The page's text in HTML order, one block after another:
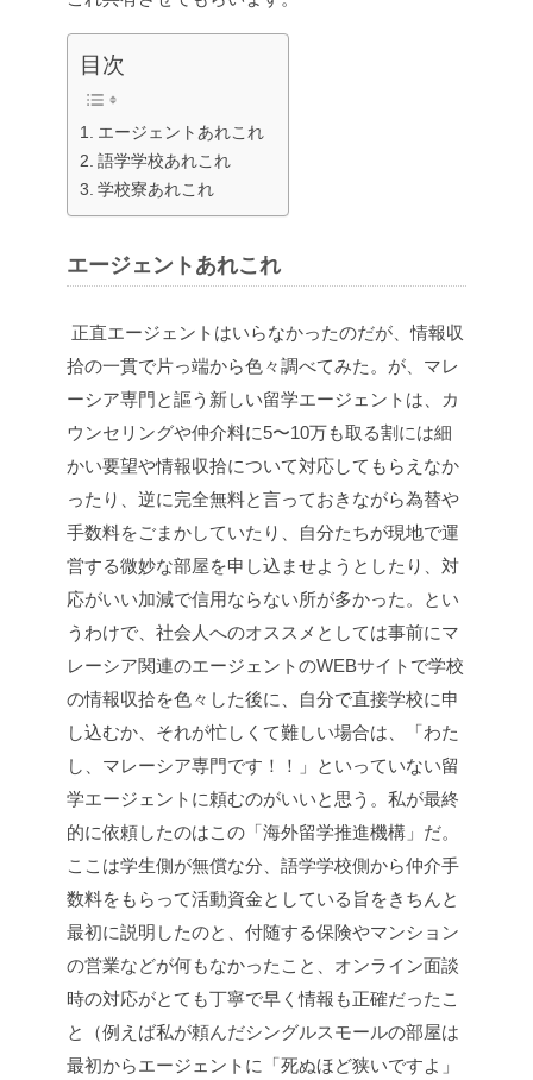
目次
エージェントあれこれ
語学学校あれこれ
学校寮あれこれ
エージェントあれこれ
正直エージェントはいらなかったのだが、情報収
拾の一貫で片っ端から色々調べてみた。が、マレ
ーシア専門と謳う新しい留学エージェントは、カ
ウンセリングや仲介料に5〜10万も取る割には細
かい要望や情報収拾について対応してもらえなか
ったり、逆に完全無料と言っておきながら為替や
手数料をごまかしていたり、自分たちが現地で運
営する微妙な部屋を申し込ませようとしたり、対
応がいい加減で信用ならない所が多かった。とい
うわけで、社会人へのオススメとしては事前にマ
レーシア関連のエージェントのWEBサイトで学校
の情報収拾を色々した後に、自分で直接学校に申
し込むか、それが忙しくて難しい場合は、「わた
し、マレーシア専門です！！」といっていない留
学エージェントに頼むのがいいと思う。私が最終
的に依頼したのはこの「海外留学推進機構」だ。
ここは学生側が無償な分、語学学校側から仲介手
数料をもらって活動資金としている旨をきちんと
最初に説明したのと、付随する保険やマンション
の営業などが何もなかったこと、オンライン面談
時の対応がとても丁寧で早く情報も正確だったこ
と（例えば私が頼んだシングルスモールの部屋は
最初からエージェントに「死ぬほど狭いですよ」